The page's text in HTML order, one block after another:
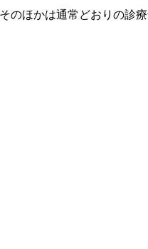
ほかは通常どおりの診